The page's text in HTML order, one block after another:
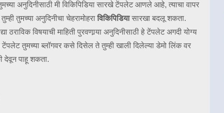
अनुदिनीसाठी मी विकिपिडिया सारखे टेंपलेट आणले आहे, त्याचा वापर
तुमच्या अनुदिनीचा चेहरामोहराविकिपिडियासारखा बदलू शकता.
ठराविक विषयाची माहिती पुरवणार्‍या अनुदिनीसाठी हे टेंपलेट अगदी योग्य
तुमच्या ब्लॉगवर कसे दिसेल ते तुम्ही खाली दिलेल्या डेमो लिंक वर
देवून पाहू शकता.
white gray